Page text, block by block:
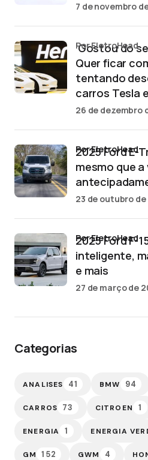
7 de novembro
‘Gostou do
Quer ficar
tentando
carros Tesla
por EletroHead
26 de dezembro
2025 Ford E-
mesmo que
por EletroHead
23 de outubro de
2025 Ford F-
inteligente,
e mais
por EletroHead
27 de março de
Categorias
ANALISES 41 BMW 94
CARROS 73 CITROEN 1
ENERGIA 1 ENERGIA
GM 152 GWM 4